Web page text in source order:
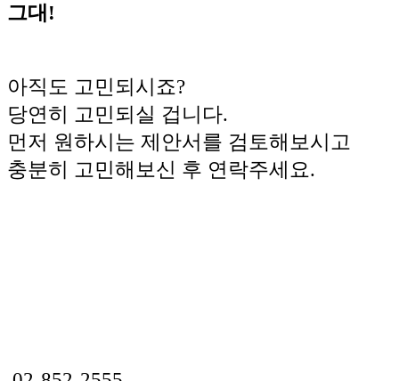
그대!
아직도 고민되시죠?
당연히 고민되실 겁니다.
먼저 원하시는 제안서를 검토해보시고
충분히 고민해보신 후 연락주세요.